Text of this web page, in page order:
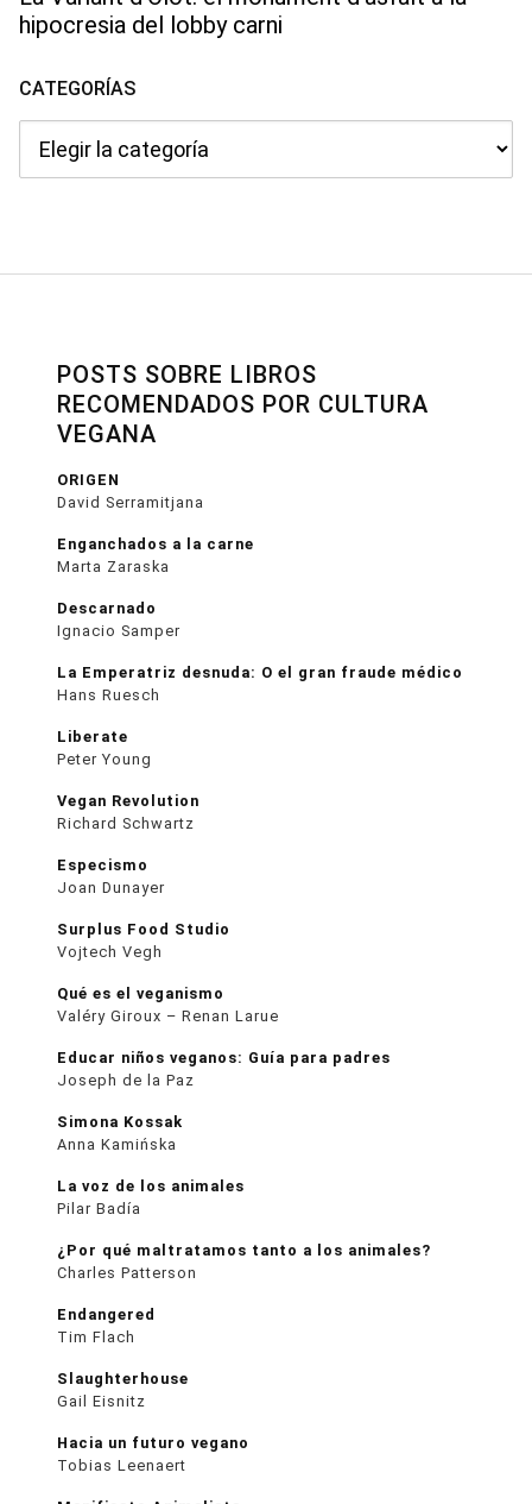
hipocresia del lobby carni
CATEGORÍAS
POSTS SOBRE LIBROS
RECOMENDADOS POR CULTURA
VEGANA
ORIGEN
David Serramitjana
Enganchados a la carne
Marta Zaraska
Descarnado
Ignacio Samper
La Emperatriz desnuda: O el gran fraude médico
Hans Ruesch
Liberate
Peter Young
Vegan Revolution
Richard Schwartz
Especismo
Joan Dunayer
Surplus Food Studio
Vojtech Vegh
Qué es el veganismo
Valéry Giroux – Renan Larue
Educar niños veganos: Guía para padres
Joseph de la Paz
Simona Kossak
Anna Kamińska
La voz de los animales
Pilar Badía
¿Por qué maltratamos tanto a los animales?
Charles Patterson
Endangered
Tim Flach
Slaughterhouse
Gail Eisnitz
Hacia un futuro vegano
Tobias Leenaert